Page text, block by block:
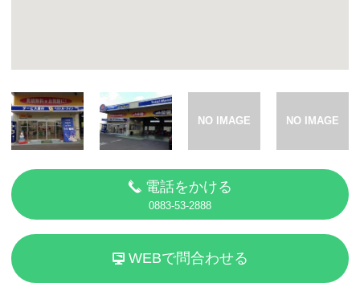
電話をかける
0883-53-2888
WEBで問合わせる